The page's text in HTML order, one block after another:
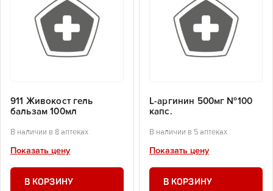
911 Живокост гель
бальзам 100мл
В наличии в 8 аптеках
Показать цену
В КОРЗИНУ
L-аргинин 500мг №100
капс.
В наличии в 5 аптеках
Показать цену
В КОРЗИНУ